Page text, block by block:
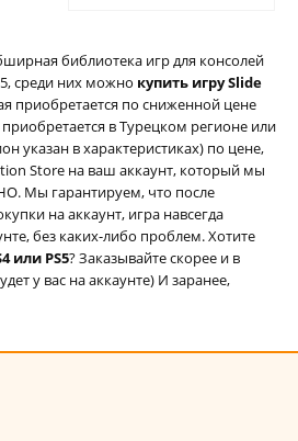
библиотека игр для консолей
среди них можно купить игру Slide
приобретается по сниженной цене
в Турецком регионе или
указан в характеристиках) по цене,
Store на ваш аккаунт, который мы
Мы гарантируем, что после
на аккаунт, игра навсегда
без каких-либо проблем. Хотите
или PS5? Заказывайте скорее и в
у вас на аккаунте) И заранее,